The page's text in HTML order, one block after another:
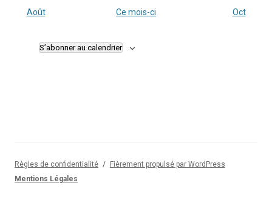
Août Ce mois-ci Oct
S’abonner au calendrier
Règles de confidentialité
Fièrement propulsé par WordPress
Mentions Légales